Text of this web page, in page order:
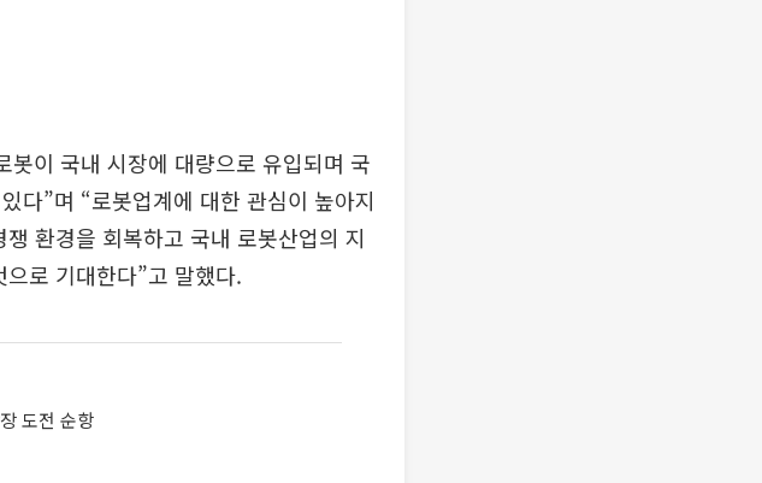
봇이 국내 시장에 대량으로 유입되며 국
다”며 “로봇업계에 대한 관심이 높아지
환경을 회복하고 국내 로봇산업의 지
로 기대한다”고 말했다.
도전 순항